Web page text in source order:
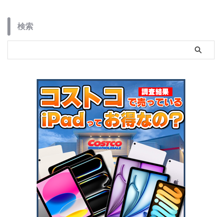
台です。
検索